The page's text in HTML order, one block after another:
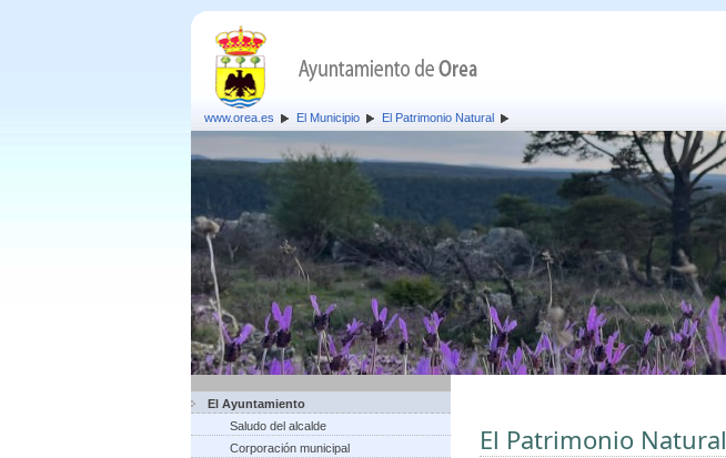
www.orea.es El Municipio El Patrimonio Natural
El Ayuntamiento
Saludo del alcalde
Corporación municipal
El Patrimonio Natural